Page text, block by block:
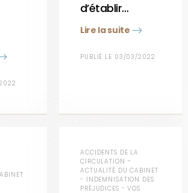
d’établir…
Lire la suite
PUBLIÉ LE 03/03/2022
ACCIDENTS DE LA
CIRCULATION -
ACTUALITÉ DU CABINET
- INDEMNISATION DES
PRÉJUDICES - VOS